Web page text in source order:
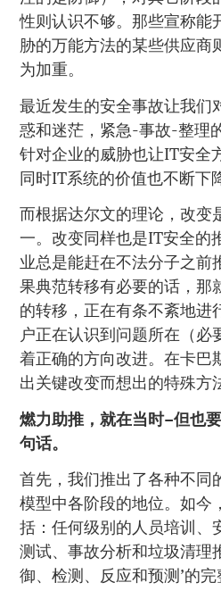
性则认识不够。那些宣称能
胁的万能方法的某些供应商
为加重。
最近发生的安全事故让我们
惑和迷茫，紧急-事故-整理
针对企业的威胁也让IT安全
同时IT系统的价值也不断下
而根据达尔文的理论，改变
一。改变同样也是IT安全的
业总是能赶在不法分子之前
果典范转移有必要的话，那
的转移，正在有条不紊地进
户正在认识到问题所在（必
着正确的方向改进。在卡巴
出关键改变而想出的特殊方
燃力助推，就在当时–但也
句话。
首先，我们推出了各种不同
模型中各阶段的地位。如今
括：任何级别的人员培训、
测试、事故分析和垃圾清理
御、检测、反应和预测’的完